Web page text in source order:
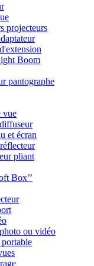
projecteurs
Boom
pantographe
vue
et écran
pliant
Box’’
ou vidéo
portable